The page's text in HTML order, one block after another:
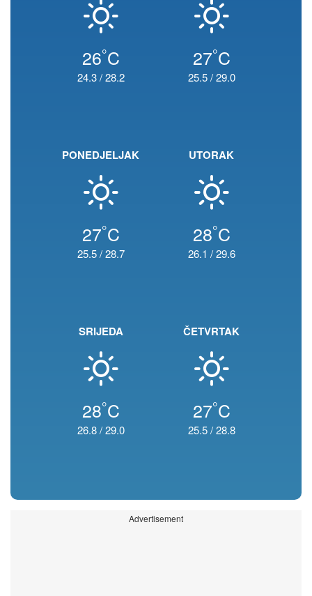
26°C
24.3/28.2
27°C
25.5/29.0
PONEDJELJAK
27°C
25.5/28.7
UTORAK
28°C
26.1 /29.6
SRIJEDA
28°C
26.8/29.0
ČETVRTAK
27°C
25.5/28.8
Advertisement